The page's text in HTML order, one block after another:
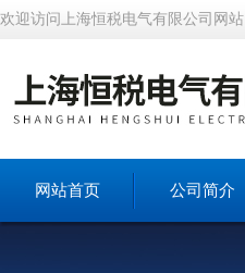
欢迎访问上海恒税电气有限公司网站
网站首页 公司简介